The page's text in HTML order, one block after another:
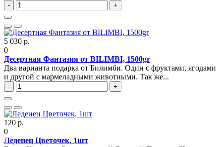
- +
5 030 р.
0
Десертная Фантазия от BILIMBI, 1500gr
Два варианта подарка от Билимби. Один с фруктами, ягодами
и другой с мармеладными животными. Так же...
- +
120 р.
0
Леденец Цветочек, 1шт